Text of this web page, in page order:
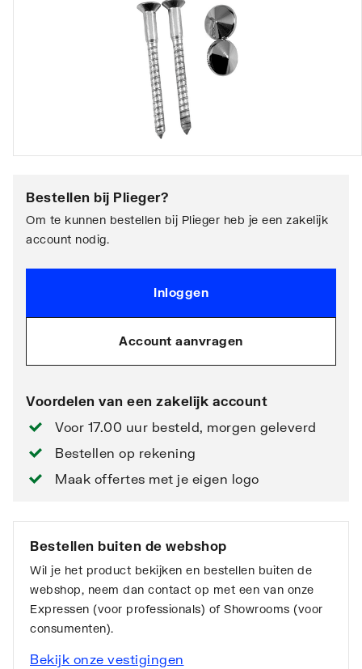
Bestellen bij Plieger?
Om te kunnen bestellen bij Plieger heb je een zakelijk
account nodig.
Inloggen
Account aanvragen
Voordelen van een zakelijk account
Voor 17.00 uur besteld, morgen geleverd
Bestellen op rekening
Maak offertes met je eigen logo
Bestellen buiten de webshop
Wil je het product bekijken en bestellen buiten de
webshop, neem dan contact op met een van onze
Expressen (voor professionals) of Showrooms (voor
consumenten).
Bekijk onze vestigingen